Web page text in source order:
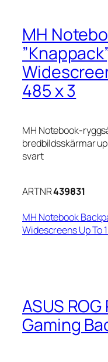
MH
485 x 3
MH Notebook-
bredbildsskärmar
svart
ARTNR439831
MH Notebook
Widescreens Up To
ASUS
Gaming